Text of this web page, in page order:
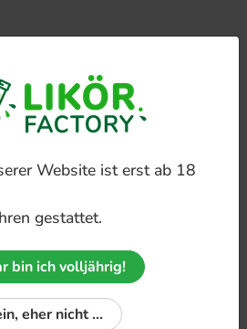
mit
sondern auch beim Trinken
andere Drinks oft kunstvoll in
möchten, sollten Sie deshalb
Gestaltung Ihres
legen. Wenn Sie den Likör
Trunk für ein Unternehmen
auf dem Etikett das Logo oder
Website ist erst ab 18
gestattet.
bin ich volljährig!
eher nicht ...